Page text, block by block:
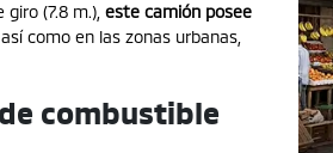
(7.8 m.), este camión posee
como en las zonas urbanas,
combustible